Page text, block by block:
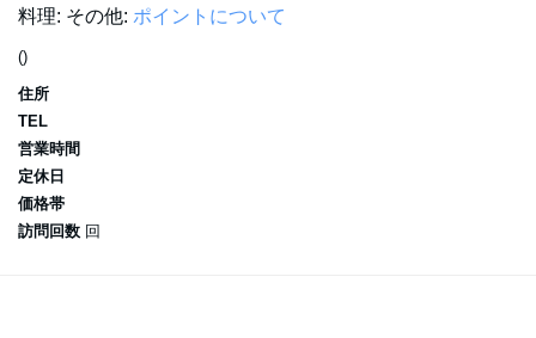
料理: その他: ポイントについて
()
住所
TEL
営業時間
定休日
価格帯
訪問回数 回